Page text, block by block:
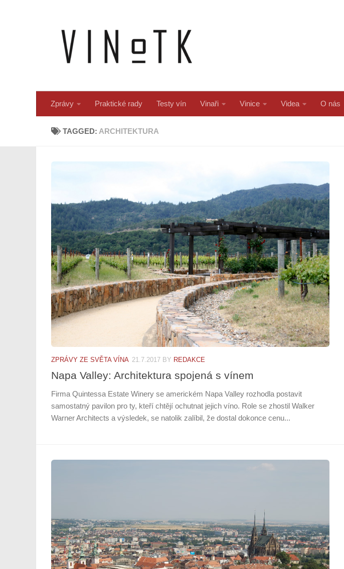
Zprávy Praktické rady Testy vín Vinaři Vinice Videa O nás
TAGGED: ARCHITEKTURA
ZPRÁVY ZE SVĚTA VÍNA 21.7.2017 BY REDAKCE
Napa Valley: Architektura spojená s vínem
Firma Quintessa Estate Winery se americkém Napa Valley rozhodla postavit
samostatný pavilon pro ty, kteří chtějí ochutnat jejich víno. Role se zhostil Walker
Warner Architects a výsledek, se natolik zalíbil, že dostal dokonce cenu...